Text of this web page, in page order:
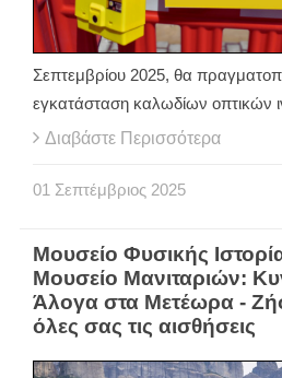
Σεπτεμβρίου 2025, θα
εγκατάσταση καλωδίων οπτικών
Διαβάστε Περισσότερα
01 Σεπτέμβριος 2025
Μουσείο Φυσικής
Μουσείο Μανιταριών:
Άλογα στα Μετέωρα -
όλες σας τις αισθήσεις